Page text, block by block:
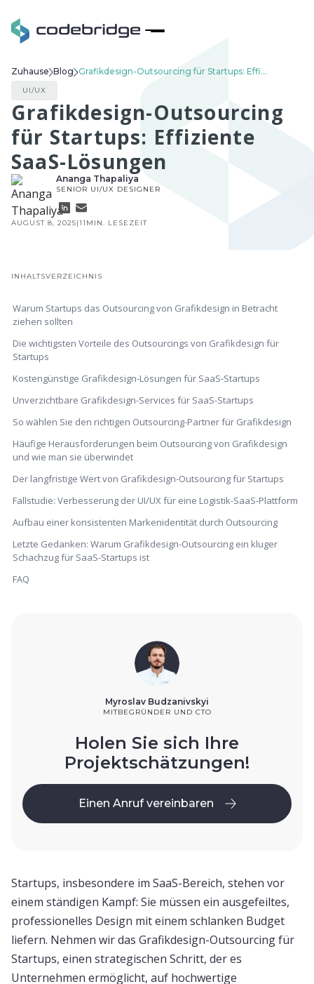
Zuhause Blog Grafikdesign-Outsourcing für Startups: Effiziente SaaS-Lösungen
UI/UX
Grafikdesign-Outsourcing
für Startups: Effiziente
SaaS-Lösungen
Ananga Thapaliya
SENIOR UI/UX DESIGNER
AUGUST 8, 2025|11 MIN. LESEZEIT
INHALTSVERZEICHNIS
Warum Startups das Outsourcing von Grafikdesign in Betracht
ziehen sollten
Die wichtigsten Vorteile des Outsourcings von Grafikdesign für
Startups
Kostengünstige Grafikdesign-Lösungen für SaaS-Startups
Unverzichtbare Grafikdesign-Services für SaaS-Startups
So wählen Sie den richtigen Outsourcing-Partner für Grafikdesign
Häufige Herausforderungen beim Outsourcing von Grafikdesign
und wie man sie überwindet
Der langfristige Wert von Grafikdesign-Outsourcing für Startups
Fallstudie: Verbesserung der UI/UX für eine Logistik-SaaS-Plattform
Aufbau einer konsistenten Markenidentität durch Outsourcing
Letzte Gedanken: Warum Grafikdesign-Outsourcing ein kluger
Schachzug für SaaS-Startups ist
FAQ
Myroslav Budzanivskyi
MITBEGRÜNDER UND CTO
Holen Sie sich Ihre
Projektschätzungen!
Einen Anruf vereinbaren
Einen Anruf vereinbaren
Startups, insbesondere im SaaS-Bereich, stehen vor
einem ständigen Kampf: Sie müssen ein ausgefeiltes,
professionelles Design mit einem schlanken Budget
liefern. Nehmen wir das Grafikdesign-Outsourcing für
Startups, einen strategischen Schritt, der es
Unternehmen ermöglicht, auf hochwertige